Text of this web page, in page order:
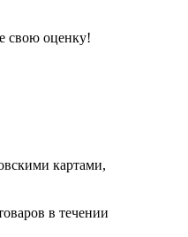
свою оценку!
картами,
в течении